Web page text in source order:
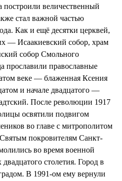
построили величественный
стал важной частью
Как и ещё десятки церквей,
— Исаакиевский собор, храм
собор Смольного
прославили православные
веке — блаженная Ксения
и начале двадцатого —
После революции 1917
освятили подвигом
во главе с митрополитом
покровителям Санкт-
во время военной
столетия. Город в
В 1991-ом ему вернули